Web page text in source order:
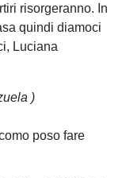
risorgeranno. In
quindi diamoci
Luciana
)
poso fare